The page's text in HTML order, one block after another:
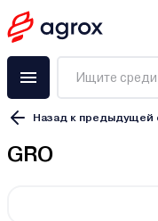
Назад к предыдущей
GRO